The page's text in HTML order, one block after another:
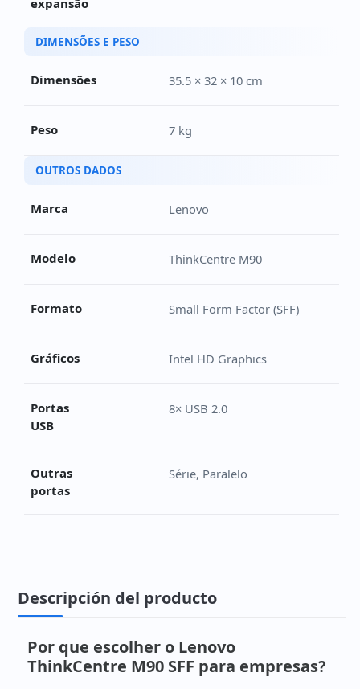
DIMENSÕES E PESO
Dimensões 35.5 × 32 × 10 cm
Peso 7 kg
OUTROS DADOS
Marca Lenovo
Modelo ThinkCentre M90
Formato Small Form Factor (SFF)
Gráficos Intel HD Graphics
Portas
USB
8× USB 2.0
Outras
portas
Série, Paralelo
Descripción del producto
Por que escolher o Lenovo
ThinkCentre M90 SFF para empresas?